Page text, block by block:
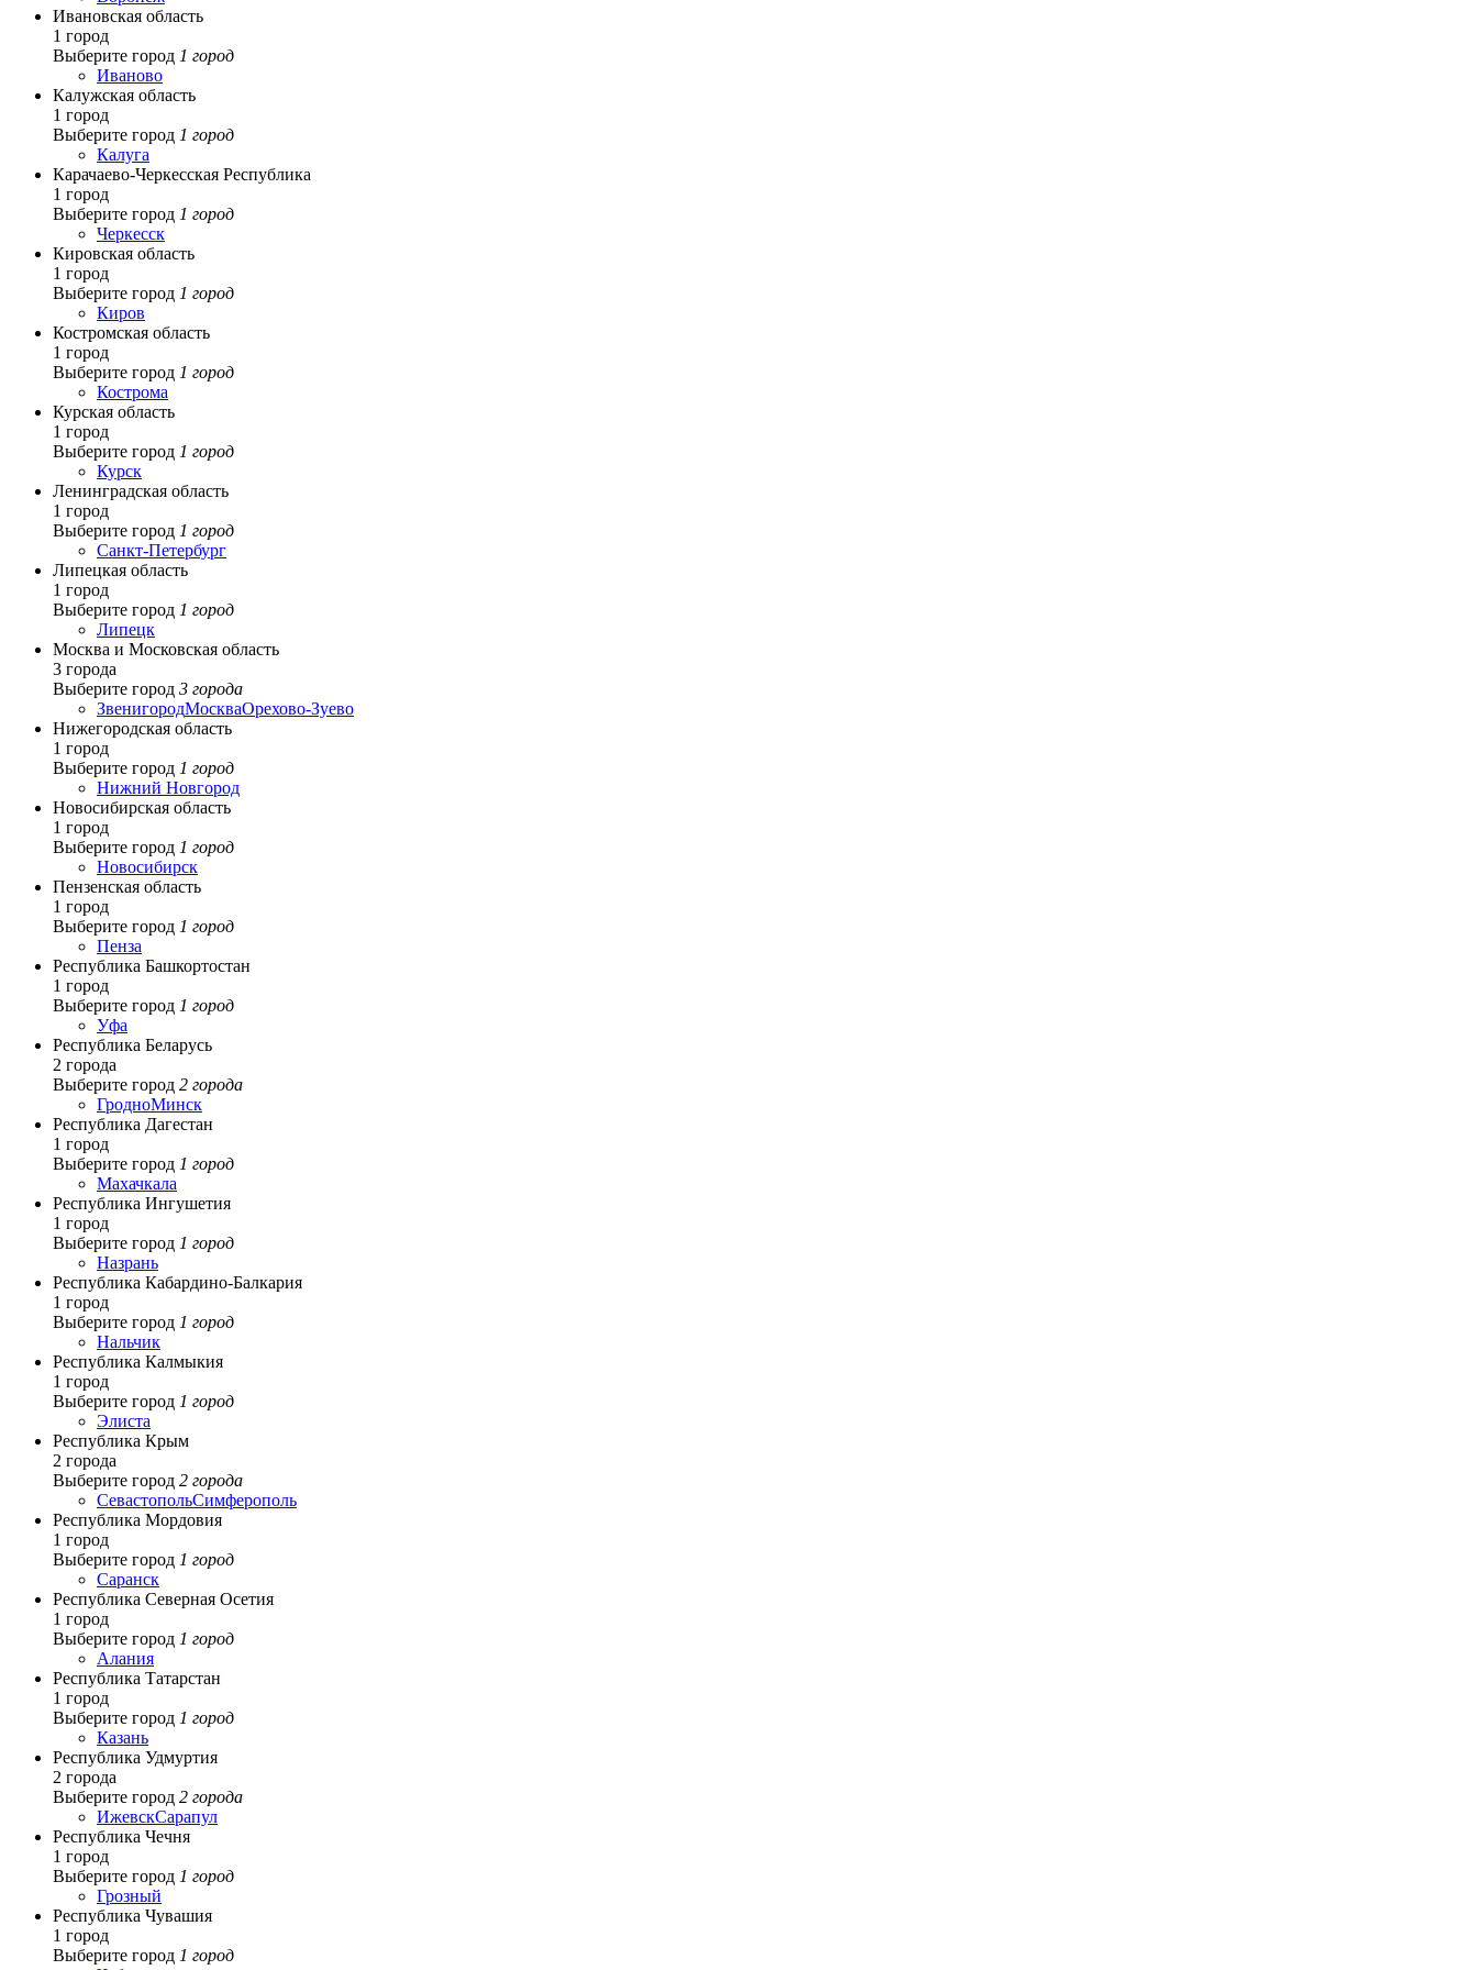
Ивановская область
1 город
Выберите город 1 город
Иваново
Калужская область
1 город
Выберите город 1 город
Калуга
Карачаево-Черкесская Республика
1 город
Выберите город 1 город
Черкесск
Кировская область
1 город
Выберите город 1 город
Киров
Костромская область
1 город
Выберите город 1 город
Кострома
Курская область
1 город
Выберите город 1 город
Курск
Ленинградская область
1 город
Выберите город 1 город
Санкт-Петербург
Липецкая область
1 город
Выберите город 1 город
Липецк
Москва и Московская область
3 города
Выберите город 3 города
ЗвенигородМоскваОрехово-Зуево
Нижегородская область
1 город
Выберите город 1 город
Нижний Новгород
Новосибирская область
1 город
Выберите город 1 город
Новосибирск
Пензенская область
1 город
Выберите город 1 город
Пенза
Республика Башкортостан
1 город
Выберите город 1 город
Уфа
Республика Беларусь
2 города
Выберите город 2 города
ГродноМинск
Республика Дагестан
1 город
Выберите город 1 город
Махачкала
Республика Ингушетия
1 город
Выберите город 1 город
Назрань
Республика Кабардино-Балкария
1 город
Выберите город 1 город
Нальчик
Республика Калмыкия
1 город
Выберите город 1 город
Элиста
Республика Крым
2 города
Выберите город 2 города
СевастопольСимферополь
Республика Мордовия
1 город
Выберите город 1 город
Саранск
Республика Северная Осетия
1 город
Выберите город 1 город
Алания
Республика Татарстан
1 город
Выберите город 1 город
Казань
Республика Удмуртия
2 города
Выберите город 2 города
ИжевскСарапул
Республика Чечня
1 город
Выберите город 1 город
Грозный
Республика Чувашия
1 город
Выберите город 1 город